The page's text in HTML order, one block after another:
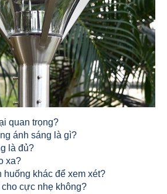
quan trọng?
ánh sáng là gì?
là đủ?
xa?
huống khác để xem xét?
cực nhẹ không?